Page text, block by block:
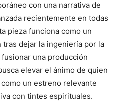
con una narrativa de
recientemente en todas
pieza funciona como un
dejar la ingeniería por la
una producción
elevar el ánimo de quien
un estreno relevante
con tintes espirituales.